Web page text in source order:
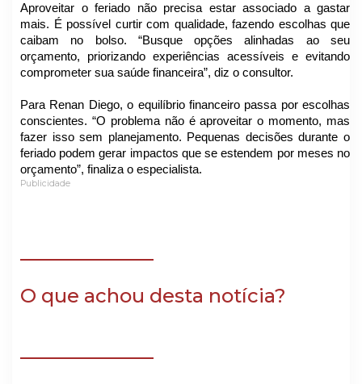
Aproveitar o feriado não precisa estar associado a gastar
mais. É possível curtir com qualidade, fazendo escolhas que
caibam no bolso. “Busque opções alinhadas ao seu
orçamento, priorizando experiências acessíveis e evitando
comprometer sua saúde financeira”, diz o consultor.
Para Renan Diego, o equilíbrio financeiro passa por escolhas
conscientes. “O problema não é aproveitar o momento, mas
fazer isso sem planejamento. Pequenas decisões durante o
feriado podem gerar impactos que se estendem por meses no
orçamento”, finaliza o especialista.
Publicidade
O que achou desta notícia?